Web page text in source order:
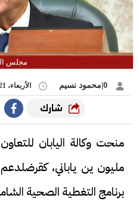
مجلس
الأربعاء، 21 يونيو 2023 01:53 م
شارك
مليون ين ياباني،
برنامج التغطية الصحية